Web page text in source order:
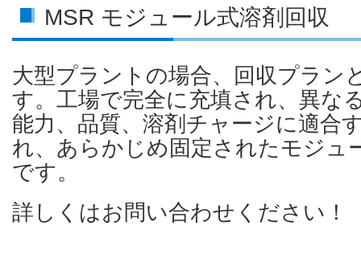
MSR モジュール式溶剤回収
大型プラントの場合、回収プラン
す。工場で完全に充填され、異な
能力、品質、溶剤チャージに適合
れ、あらかじめ固定されたモジュ
です。
詳しくはお問い合わせください！